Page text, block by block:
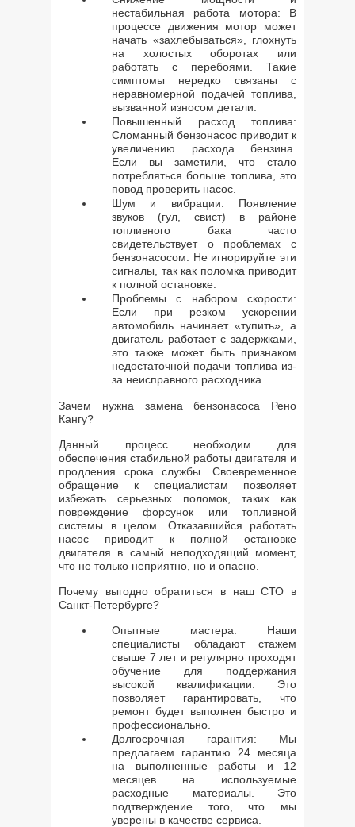
нестабильная работа мотора: В
процессе движения мотор может
начать «захлебываться», глохнуть
на холостых оборотах или
работать с перебоями. Такие
симптомы нередко связаны с
неравномерной подачей топлива,
вызванной износом детали.
Повышенный расход топлива:
Сломанный бензонасос приводит к
увеличению расхода бензина.
Если вы заметили, что стало
потребляться больше топлива, это
повод проверить насос.
Шум и вибрации: Появление
звуков (гул, свист) в районе
топливного бака часто
свидетельствует о проблемах с
бензонасосом. Не игнорируйте эти
сигналы, так как поломка приводит
к полной остановке.
Проблемы с набором скорости:
Если при резком ускорении
автомобиль начинает «тупить», а
двигатель работает с задержками,
это также может быть признаком
недостаточной подачи топлива из-
за неисправного расходника.
Зачем нужна замена бензонасоса Рено
Кангу?
Данный процесс необходим для
обеспечения стабильной работы двигателя и
продления срока службы. Своевременное
обращение к специалистам позволяет
избежать серьезных поломок, таких как
повреждение форсунок или топливной
системы в целом. Отказавшийся работать
насос приводит к полной остановке
двигателя в самый неподходящий момент,
что не только неприятно, но и опасно.
Почему выгодно обратиться в наш СТО в
Санкт-Петербурге?
Опытные мастера: Наши
специалисты обладают стажем
свыше 7 лет и регулярно проходят
обучение для поддержания
высокой квалификации. Это
позволяет гарантировать, что
ремонт будет выполнен быстро и
профессионально.
Долгосрочная гарантия: Мы
предлагаем гарантию 24 месяца
на выполненные работы и 12
месяцев на используемые
расходные материалы. Это
подтверждение того, что мы
уверены в качестве сервиса.